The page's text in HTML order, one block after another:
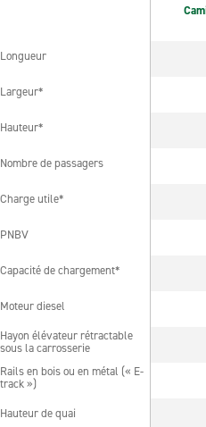
Longueur
Largeur*
Hauteur*
Nombre de passagers
Charge utile*
PNBV
Capacité de chargement*
Moteur diesel
Hayon élévateur rétractable
sous la carrosserie
Rails en bois ou en métal (« E-
track »)
Hauteur de quai
Longueur
Largeur*
Hauteur*
Nombre de passagers
Charge utile*
PNBV
Capacité de chargement*
Moteur diesel
Hayon élévateur rétractable
sous la carrosserie
Rails en bois ou en métal (« E-
track »)
Hauteur de quai